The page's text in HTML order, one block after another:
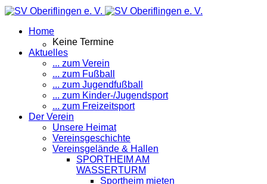
Home
Keine Termine
Aktuelles
... zum Verein
... zum Fußball
... zum Jugendfußball
... zum Kinder-/Jugendsport
... zum Freizeitsport
Der Verein
Unsere Heimat
Vereinsgeschichte
Vereinsgelände & Hallen
SPORTHEIM AM
WASSERTURM
Sportheim mieten